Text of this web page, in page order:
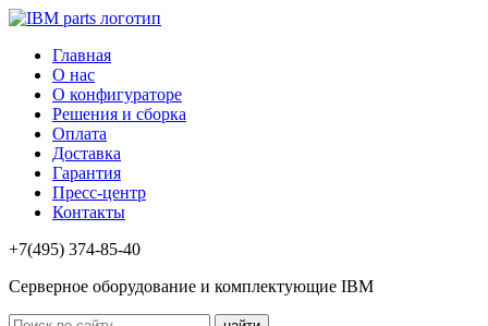
Главная
О нас
О конфигураторе
Решения и сборка
Оплата
Доставка
Гарантия
Пресс-центр
Контакты
+7(495) 374-85-40
Серверное оборудование и комплектующие IBM